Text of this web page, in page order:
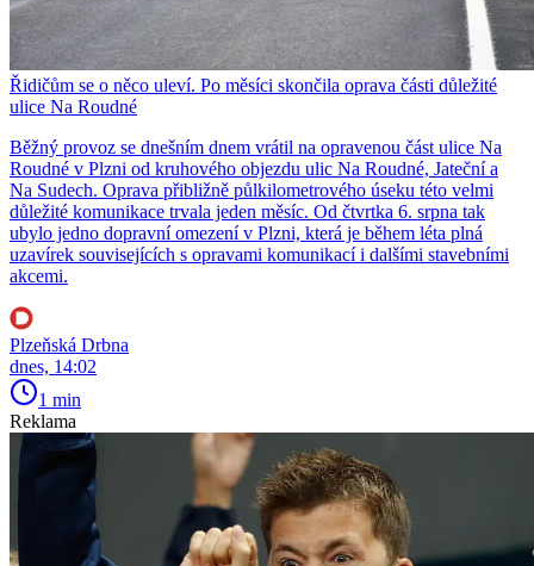
Řidičům se o něco uleví. Po měsíci skončila oprava části důležité
ulice Na Roudné
Běžný provoz se dnešním dnem vrátil na opravenou část ulice Na
Roudné v Plzni od kruhového objezdu ulic Na Roudné, Jateční a
Na Sudech. Oprava přibližně půlkilometrového úseku této velmi
důležité komunikace trvala jeden měsíc. Od čtvrtka 6. srpna tak
ubylo jedno dopravní omezení v Plzni, která je během léta plná
uzavírek souvisejících s opravami komunikací i dalšími stavebními
akcemi.
Plzeňská Drbna
dnes, 14:02
1 min
Reklama